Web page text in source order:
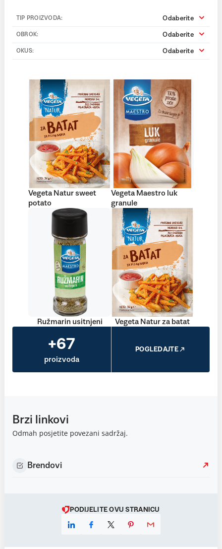
TIP PROIZVODA: Odaberite
OBROK: Odaberite
OKUS: Odaberite
Vegeta Natur sweet
potato
Vegeta Maestro luk
granule
Ružmarin usitnjeni Vegeta Natur za batat
+67
proizvoda
POGLEDAJTE
Brzi linkovi
Odmah posjetite povezani sadržaj.
Brendovi
PODIJELITE OVU STRANICU